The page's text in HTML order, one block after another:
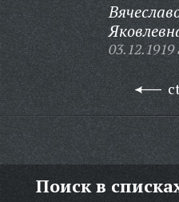
03.12.1919
Поиск в